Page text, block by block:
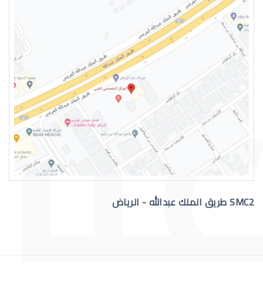
حول عيون الاطفال الرضع
التهاب عيون الاطفال الرضع
SMC2 طريق الملك عبدالله - الرياض